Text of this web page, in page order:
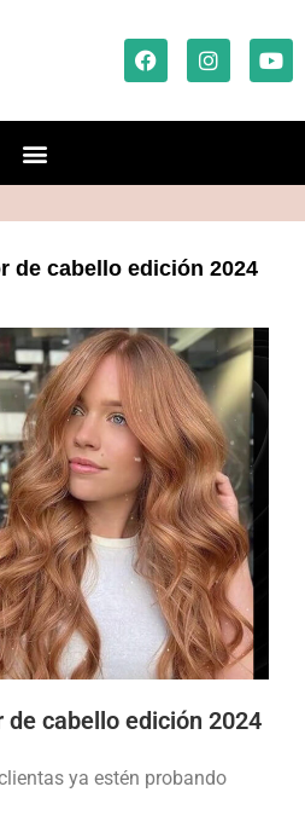
de cabello edición 2024
de cabello edición 2024
ya estén probando